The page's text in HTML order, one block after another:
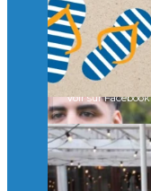
Mastères
valeurs
...Voir plus
il y a 2 mois
Voir sur
🚀Afterwork